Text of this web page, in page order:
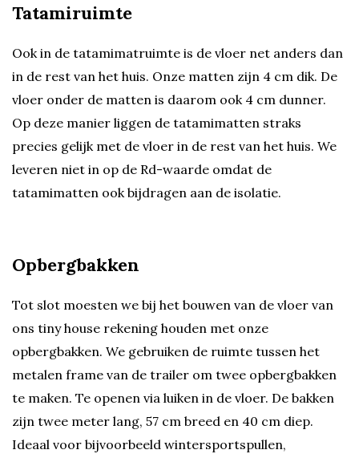
Tatamiruimte
Ook in de tatamimatruimte is de vloer net anders dan
in de rest van het huis. Onze matten zijn 4 cm dik. De
vloer onder de matten is daarom ook 4 cm dunner.
Op deze manier liggen de tatamimatten straks
precies gelijk met de vloer in de rest van het huis. We
leveren niet in op de Rd-waarde omdat de
tatamimatten ook bijdragen aan de isolatie.
Opbergbakken
Tot slot moesten we bij het bouwen van de vloer van
ons tiny house rekening houden met onze
opbergbakken. We gebruiken de ruimte tussen het
metalen frame van de trailer om twee opbergbakken
te maken. Te openen via luiken in de vloer. De bakken
zijn twee meter lang, 57 cm breed en 40 cm diep.
Ideaal voor bijvoorbeeld wintersportspullen,